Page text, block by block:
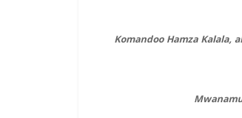
Komandoo Hamza Kalala,